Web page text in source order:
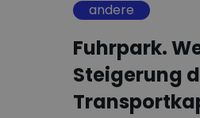
andere
Fuhrpark.
Steigerung